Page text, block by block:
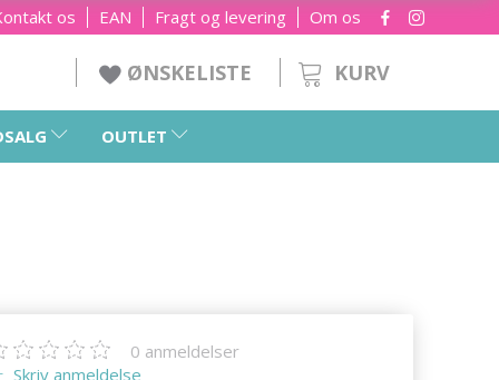
Om os
Fragt og levering
EAN
os
KURV
ØNSKELISTE
OUTLET
0 anmeldelser
Skriv anmeldelse